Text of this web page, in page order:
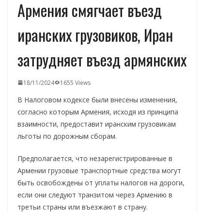
Армения смягчает въезд
иранских грузовиков, Иран
затрудняет въезд армянских
18/11/2024 1655 Views
В Налоговом кодексе были внесены изменения,
согласно которым Армения, исходя из принципа
взаимности, предоставит иранским грузовикам
льготы по дорожным сборам.
Предполагается, что незарегистрированные в
Армении грузовые транспортные средства могут
быть освобождены от уплаты налогов на дороги,
если они следуют транзитом через Армению в
третьи страны или въезжают в страну.